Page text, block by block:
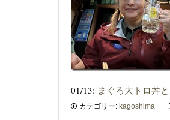
01/13: まぐろ大トロ丼
カテゴリー: kagoshima